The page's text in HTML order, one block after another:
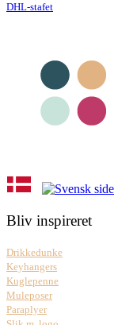
DHL-stafet
Bliv inspireret
Drikkedunke
Keyhangers
Kuglepenne
Muleposer
Paraplyer